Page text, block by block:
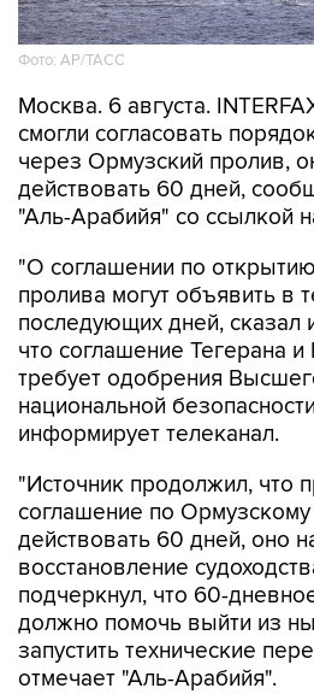
Фото: AP/ТАСС
Москва. 6 августа.
смогли согласовать
через Ормузский пролив,
действовать 60 дней,
"Аль-Арабийя" со ссылкой
"О соглашении по
пролива могут объявить в
последующих дней, сказал
что соглашение Тегерана
требует одобрения
национальной
информирует телеканал.
"Источник продолжил, что
соглашение по
действовать 60 дней, оно
восстановление
подчеркнул, что 60-
должно помочь выйти из
запустить технические
отмечает "Аль-Арабийя".